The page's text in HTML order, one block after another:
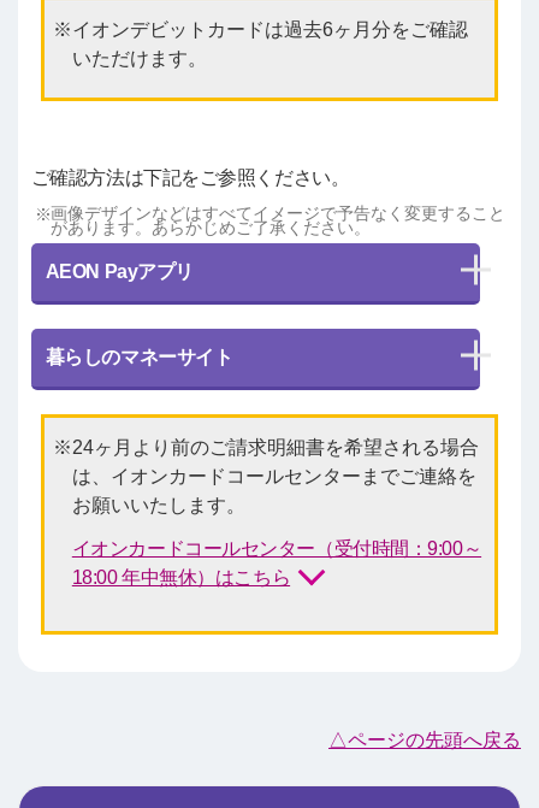
イオンデビットカードは過去6ヶ月分をご確認
いただけます。
ご確認方法は下記をご参照ください。
画像デザインなどはすべてイメージで予告なく変更すること
があります。あらかじめご了承ください。
AEON Payアプリ
暮らしのマネーサイト
24ヶ月より前のご請求明細書を希望される場合
は、イオンカードコールセンターまでご連絡を
お願いいたします。
イオンカードコールセンター（受付時間：9:00～
18:00 年中無休）はこちら
△ページの先頭へ戻る